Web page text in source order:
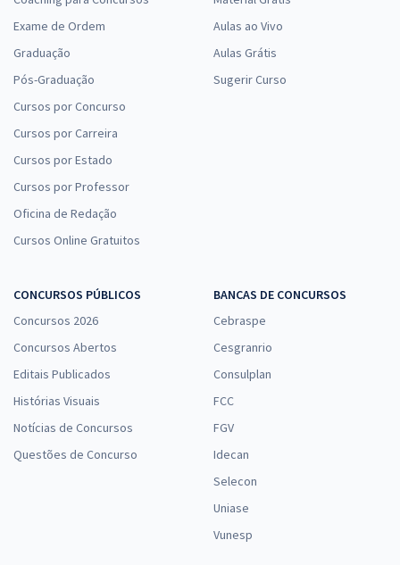
Exame de Ordem
Graduação
Pós-Graduação
Cursos por Concurso
Cursos por Carreira
Cursos por Estado
Cursos por Professor
Oficina de Redação
Cursos Online Gratuitos
Aulas ao Vivo
Aulas Grátis
Sugerir Curso
CONCURSOS PÚBLICOS
Concursos 2026
Concursos Abertos
Editais Publicados
Histórias Visuais
Notícias de Concursos
Questões de Concurso
BANCAS DE CONCURSOS
Cebraspe
Cesgranrio
Consulplan
FCC
FGV
Idecan
Selecon
Uniase
Vunesp